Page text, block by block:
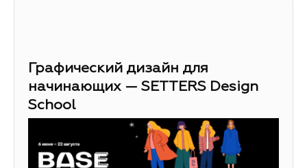
Графический дизайн для
начинающих — SETTERS Design
School